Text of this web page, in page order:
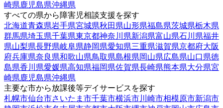
崎県鹿児島県沖縄県
すべての県から障害児相談支援を探す
北海道青森県岩手県宮城県秋田県山形県福島県茨城県栃木県
群馬県埼玉県千葉県東京都神奈川県新潟県富山県石川県福井
県山梨県長野県岐阜県静岡県愛知県三重県滋賀県京都府大阪
府兵庫県奈良県和歌山県鳥取県島根県岡山県広島県山口県徳
島県香川県愛媛県高知県福岡県佐賀県長崎県熊本県大分県宮
崎県鹿児島県沖縄県
主要な市から放課後等デイサービスを探す
札幌市仙台市さいたま市千葉市横浜市川崎市相模原市新潟市